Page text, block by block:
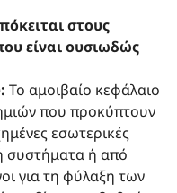
στους
είναι ουσιωδώς
Το αμοιβαίο κεφάλαιο
που προκύπτουν
εσωτερικές
συστήματα ή από
για τη φύλαξη των